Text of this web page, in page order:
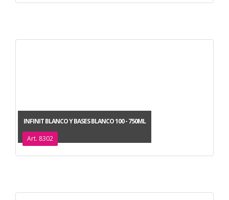
INFINIT BLANCO Y BASES BLANCO 100 - 750ML
Art. 8302